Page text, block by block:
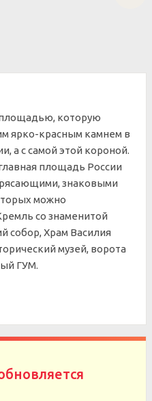
площадью, которую
ярко-красным камнем в
а с самой этой короной.
площадь России
знаковыми
можно
со знаменитой
собор, Храм Василия
музей, ворота
ГУМ.